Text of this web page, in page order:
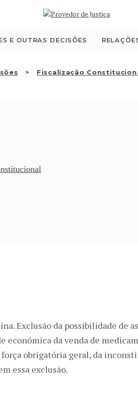
E OUTRAS DECISÕES
Fiscalização
SOMOS
E
QUEIXA
Exclusão da possibilidade de
económica da venda de
obrigatória geral, da
essa exclusão.